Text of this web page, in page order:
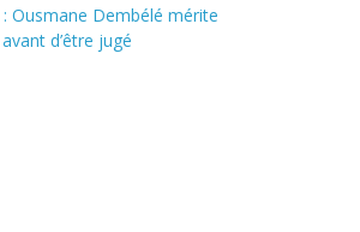
: Ousmane Dembélé mérite
d’être jugé